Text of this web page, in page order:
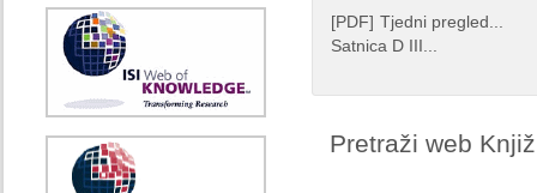
[PDF] Tjedni pregled...
Satnica D III...
Pretraži web